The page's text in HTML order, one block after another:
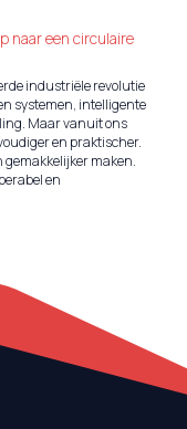
naar een circulaire
industriële revolutie
systemen, intelligente
Maar vanuit ons
en praktischer.
maken.
en